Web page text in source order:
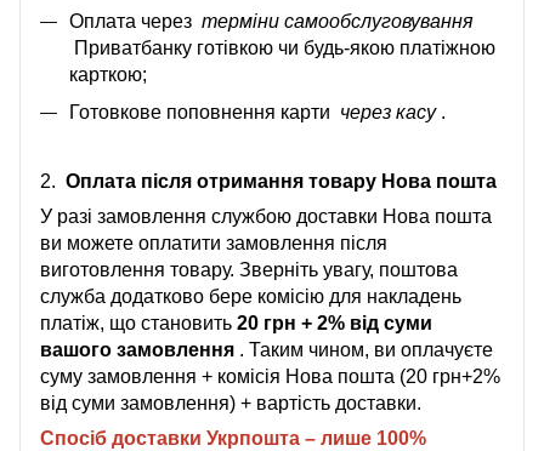
Оплата через терміни самообслуговування
Приватбанку готівкою чи будь-якою платіжною
карткою;
Готовкове поповнення карти через касу.
2. Оплата після отримання товару Нова пошта
У разі замовлення службою доставки Нова пошта
ви можете оплатити замовлення після
виготовлення товару. Зверніть увагу, поштова
служба додатково бере комісію для накладень
платіж, що становить 20 грн + 2% від суми
вашого замовлення . Таким чином, ви оплачуєте
суму замовлення + комісія Нова пошта (20 грн+2%
від суми замовлення) + вартість доставки.
Спосіб доставки Укрпошта – лише 100%